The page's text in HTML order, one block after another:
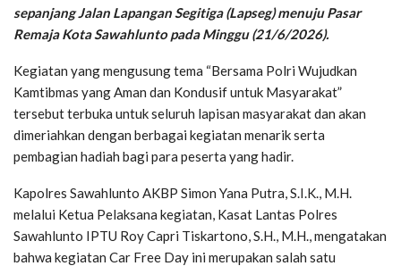
sepanjang Jalan Lapangan Segitiga (Lapseg) menuju Pasar
Remaja Kota Sawahlunto pada Minggu (21/6/2026).
Kegiatan yang mengusung tema “Bersama Polri Wujudkan
Kamtibmas yang Aman dan Kondusif untuk Masyarakat”
tersebut terbuka untuk seluruh lapisan masyarakat dan akan
dimeriahkan dengan berbagai kegiatan menarik serta
pembagian hadiah bagi para peserta yang hadir.
Kapolres Sawahlunto AKBP Simon Yana Putra, S.I.K., M.H.
melalui Ketua Pelaksana kegiatan, Kasat Lantas Polres
Sawahlunto IPTU Roy Capri Tiskartono, S.H., M.H., mengatakan
bahwa kegiatan Car Free Day ini merupakan salah satu